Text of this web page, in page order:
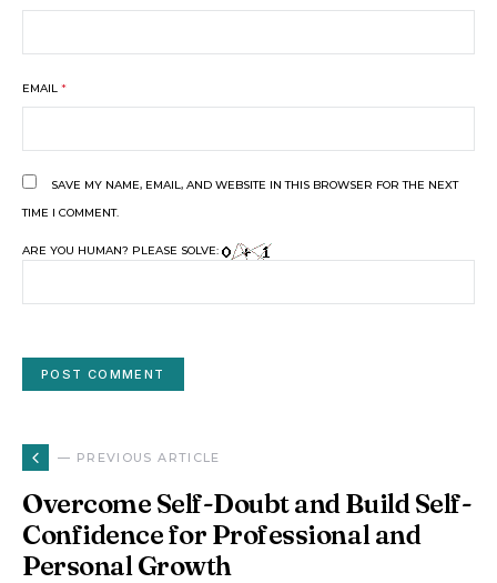
EMAIL *
SAVE MY NAME, EMAIL, AND WEBSITE IN THIS BROWSER FOR THE NEXT
TIME I COMMENT.
ARE YOU HUMAN? PLEASE SOLVE:
— PREVIOUS ARTICLE
Overcome Self-Doubt and Build Self-
Confidence for Professional and
Personal Growth